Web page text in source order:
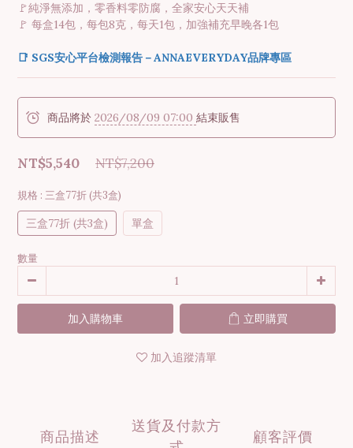
🚩純淨無添加，零香料零防腐，全家安心天天補
🚩 每盒14包，每包8克，每天1包，加強補充早晚各1包
📑 SGS安心平台檢測報告－ANNAEVERYDAY品牌專區
商品將於 2026/08/09 07:00 結束販售
NT$7,200
NT$5,540
規格 : 三盒77折 (共3盒)
三盒77折 (共3盒) 單盒
數量
加入購物車 立即購買
加入追蹤清單
商品描述
送貨及付款方
顧客評價